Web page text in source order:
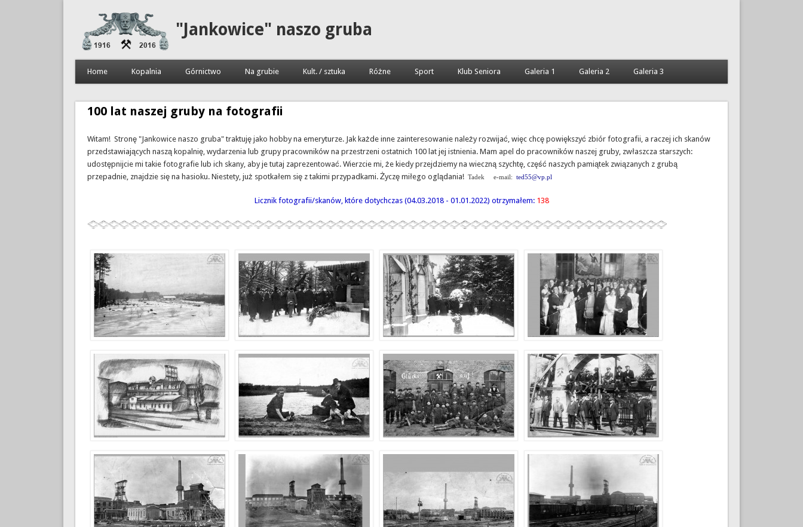
"Jankowice" naszo gruba
Home Kopalnia Górnictwo Na grubie Kult. / sztuka Różne Sport Klub Seniora Galeria 1 Galeria 2 Galeria 3
100 lat naszej gruby na fotografii
Witam! Stronę "Jankowice naszo gruba" traktuję jako hobby na emeryturze. Jak każde inne zainteresowanie należy rozwijać, więc chcę powiększyć zbiór fotografii, a raczej ich skanów
przedstawiających naszą kopalnię, wydarzenia lub grupy pracowników na przestrzeni ostatnich 100 lat jej istnienia. Mam apel do pracowników naszej gruby, zwłaszcza starszych:
udostępnijcie mi takie fotografie lub ich skany, aby je tutaj zaprezentować. Wierzcie mi, że kiedy przejdziemy na wieczną szychtę, część naszych pamiątek związanych z grubą
przepadnie, znajdzie się na hasioku. Niestety, już spotkałem się z takimi przypadkami. Życzę miłego oglądania! Tadek e-mail: ted55@vp.pl
Licznik fotografii/skanów, które dotychczas (04.03.2018 - 01.01.2022) otrzymałem: 138